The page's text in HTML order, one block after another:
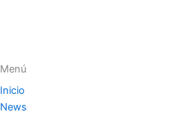
Menú
Inicio
News